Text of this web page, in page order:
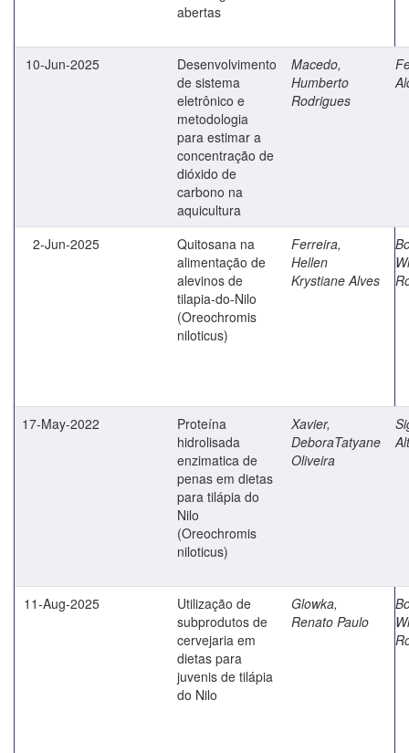
abertas
10-Jun-2025
Desenvolvimento
de sistema
eletrônico e
metodologia
para estimar a
concentração de
dióxido de
carbono na
aquicultura
Macedo,
Humberto
Rodrigues
2-Jun-2025
Quitosana na
alimentação de
alevinos de
tilapia-do-Nilo
(Oreochromis
niloticus)
Ferreira,
Hellen
Krystiane Alves
17-May-2022
Proteína
hidrolisada
enzimatica de
penas em dietas
para tilápia do
Nilo
(Oreochromis
niloticus)
Xavier,
DeboraTatyane
Oliveira
11-Aug-2025
Utilização de
subprodutos de
cervejaria em
dietas para
juvenis de tilápia
do Nilo
Glowka,
Renato Paulo